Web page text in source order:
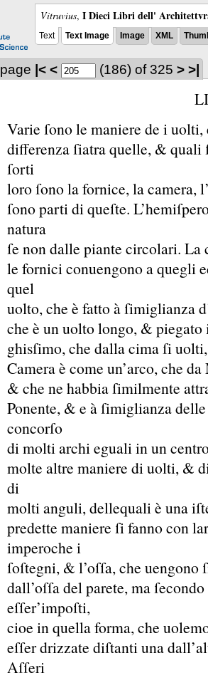
Vitruvius, I Dieci Libri dell'
Text Text Image Image XML
page |< < (186) of 325 > >|
Varie ſono le maniere de i
differenza ſiatra quelle, & quali
ſorti
loro ſono la fornice, la camera,
ſono parti di queſte.
natura
ſe non dalle piante circolari. La
le fornici conuengono a quegli
quel
uolto, che è fatto à ſimiglianza
che è un uolto longo, &
ghisſimo, che dalla cima ſi
Camera è come un’arco, che
& che ne habbia ſimilmente
Ponente, & e à ſimiglianza
concorſo
di molti archi eguali in un
molte altre maniere di uolti, &
di
molti anguli, dellequali è una
predette maniere ſi fanno con
imperoche i
ſoſtegni, & l’oſſa, che
dall’oſſa del parete, ma
eſſer’impoſti,
cioe in quella forma, che
eſſer drizzate diſtanti una
Aſſeri